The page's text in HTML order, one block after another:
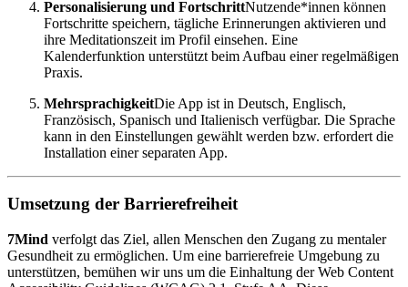
Personalisierung und FortschrittNutzende*innen können
Fortschritte speichern, tägliche Erinnerungen aktivieren und
ihre Meditationszeit im Profil einsehen. Eine
Kalenderfunktion unterstützt beim Aufbau einer regelmäßigen
Praxis.
MehrsprachigkeitDie App ist in Deutsch, Englisch,
Französisch, Spanisch und Italienisch verfügbar. Die Sprache
kann in den Einstellungen gewählt werden bzw. erfordert die
Installation einer separaten App.
Umsetzung der Barrierefreiheit
7Mind verfolgt das Ziel, allen Menschen den Zugang zu mentaler
Gesundheit zu ermöglichen. Um eine barrierefreie Umgebung zu
unterstützen, bemühen wir uns um die Einhaltung der Web Content